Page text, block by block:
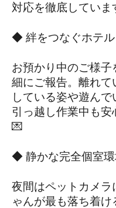
対応を徹底していま
◆ 絆をつなぐホテル
お預かり中のご様
細にご報告。離れて
している姿や遊んで
引っ越し作業中も
💌
◆ 静かな完全個室
夜間はペットカメラ
ゃんが最も落ち着